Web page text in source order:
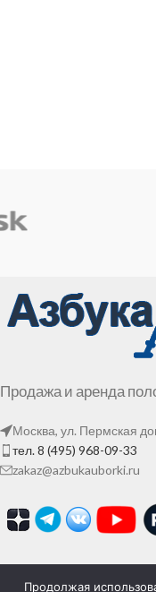
Продажа и аренда
Москва, ул. Пермская
тел. 8 (495) 968-09-33
zakaz@azbukauborki.ru
Продолжая